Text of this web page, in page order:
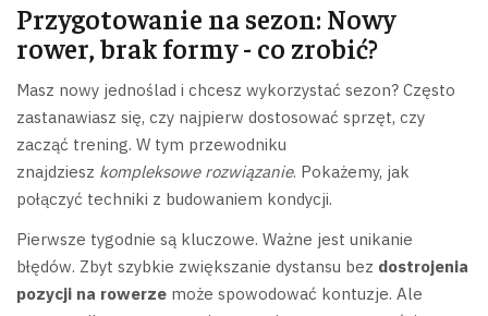
Przygotowanie na sezon: Nowy
rower, brak formy - co zrobić?
Masz nowy jednoślad i chcesz wykorzystać sezon? Często
zastanawiasz się, czy najpierw dostosować sprzęt, czy
zacząć trening. W tym przewodniku
znajdziesz kompleksowe rozwiązanie. Pokażemy, jak
połączyć techniki z budowaniem kondycji.
Pierwsze tygodnie są kluczowe. Ważne jest unikanie
błędów. Zbyt szybkie zwiększanie dystansu bez dostrojenia
pozycji na rowerze może spowodować kontuzje. Ale